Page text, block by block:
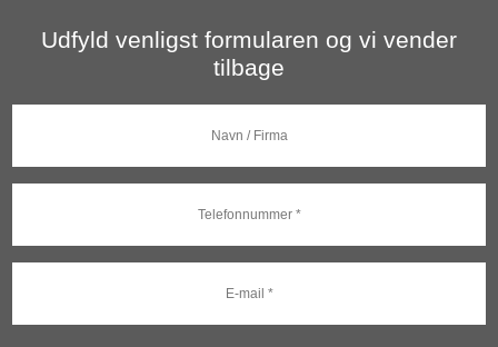
Udfyld venligst formularen og vi vender
tilbage